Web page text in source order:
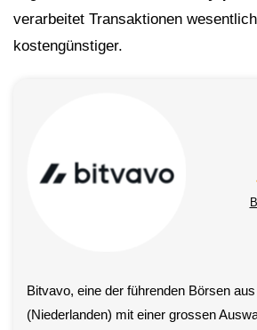
verarbeitet Transaktionen
kostengünstiger.
Bitvavo, eine der führenden Börsen
(Niederlanden) mit einer grossen